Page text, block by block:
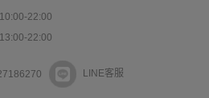
22:00
22:00
LINE客服